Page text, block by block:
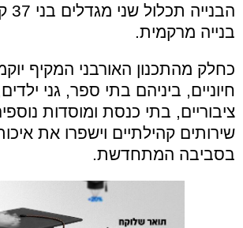
בנייה מרקמית.
כחלק מהתכנון האורבני המקיף
חיוניים, ביניהם בתי ספר, גני
ציבוריים, בתי כנסת ומוסדות
שירותים קהילתיים וישפרו את
בסביבה המתחדשת.